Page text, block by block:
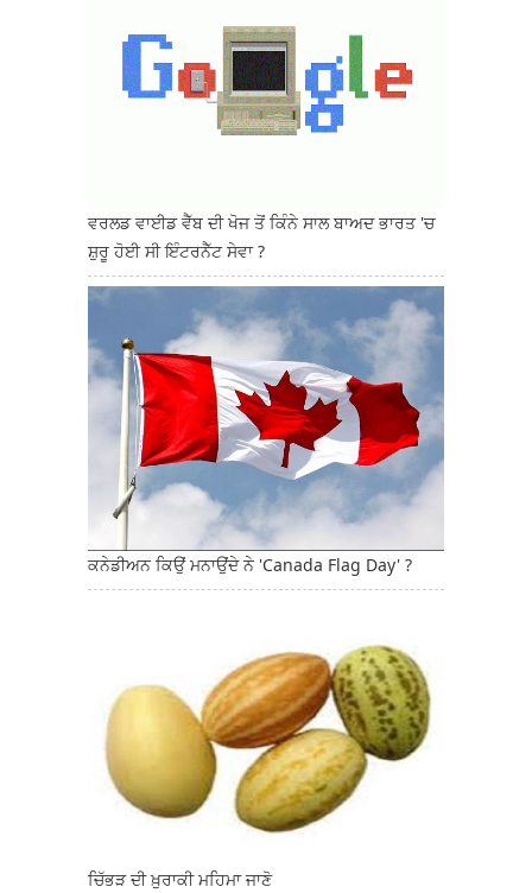
ਵਰਲਡ ਵਾਈਡ ਵੈੱਬ ਦੀ ਖੋਜ ਤੋਂ ਕਿੰਨੇ ਸਾਲ ਬਾਅਦ ਭਾਰਤ 'ਚ
ਸ਼ੁਰੂ ਹੋਈ ਸੀ ਇੰਟਰਨੈੱਟ ਸੇਵਾ ?
ਕਨੇਡੀਅਨ ਕਿਉਂ ਮਨਾਉਂਦੇ ਨੇ 'Canada Flag Day' ?
ਚਿੱਭੜ ਦੀ ਖ਼ੁਰਾਕੀ ਮਹਿਮਾ ਜਾਣੋ